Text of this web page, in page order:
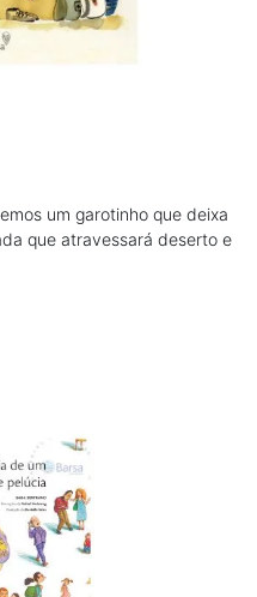
um garotinho que deixa
que atravessará deserto e